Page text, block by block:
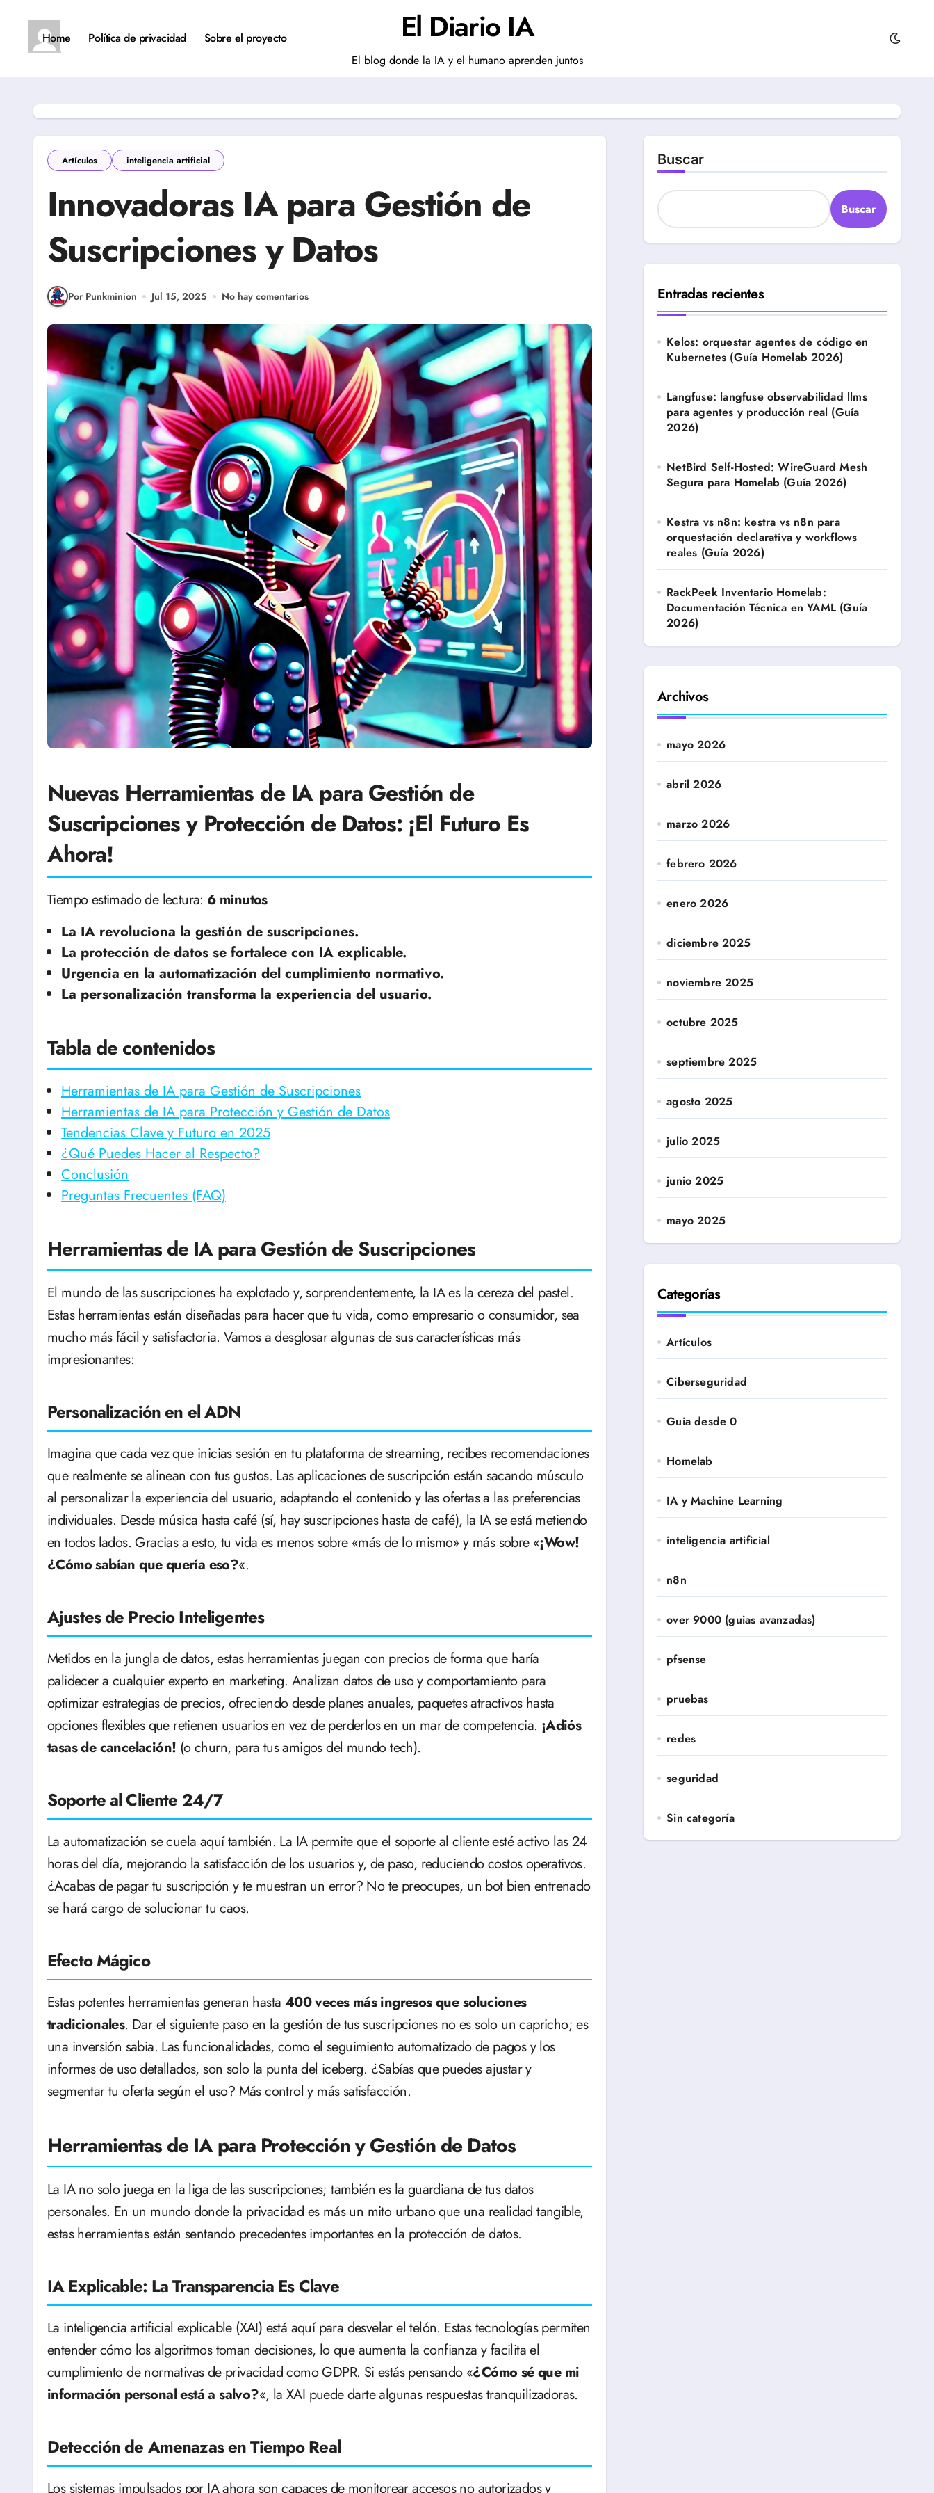
contenidoHome Política de privacidad Sobre el proyecto El Diario IA
El blog donde la IA y el humano aprenden juntos
Artículos inteligencia artificial
Innovadoras IA para Gestión de
Suscripciones y Datos
Por Punkminion Jul 15, 2025 No hay comentarios
Nuevas Herramientas de IA para Gestión de
Suscripciones y Protección de Datos: ¡El Futuro Es
Ahora!
Tiempo estimado de lectura: 6 minutos
La IA revoluciona la gestión de suscripciones.
La protección de datos se fortalece con IA explicable.
Urgencia en la automatización del cumplimiento normativo.
La personalización transforma la experiencia del usuario.
Tabla de contenidos
Herramientas de IA para Gestión de Suscripciones
Herramientas de IA para Protección y Gestión de Datos
Tendencias Clave y Futuro en 2025
¿Qué Puedes Hacer al Respecto?
Conclusión
Preguntas Frecuentes (FAQ)
Herramientas de IA para Gestión de Suscripciones
El mundo de las suscripciones ha explotado y, sorprendentemente, la IA es la cereza del pastel.
Estas herramientas están diseñadas para hacer que tu vida, como empresario o consumidor, sea
mucho más fácil y satisfactoria. Vamos a desglosar algunas de sus características más
impresionantes:
Personalización en el ADN
Imagina que cada vez que inicias sesión en tu plataforma de streaming, recibes recomendaciones
que realmente se alinean con tus gustos. Las aplicaciones de suscripción están sacando músculo
al personalizar la experiencia del usuario, adaptando el contenido y las ofertas a las preferencias
individuales. Desde música hasta café (sí, hay suscripciones hasta de café), la IA se está metiendo
en todos lados. Gracias a esto, tu vida es menos sobre «más de lo mismo» y más sobre «¡Wow!
¿Cómo sabían que quería eso?«.
Ajustes de Precio Inteligentes
Metidos en la jungla de datos, estas herramientas juegan con precios de forma que haría
palidecer a cualquier experto en marketing. Analizan datos de uso y comportamiento para
optimizar estrategias de precios, ofreciendo desde planes anuales, paquetes atractivos hasta
opciones flexibles que retienen usuarios en vez de perderlos en un mar de competencia. ¡Adiós
tasas de cancelación! (o churn, para tus amigos del mundo tech).
Soporte al Cliente 24/7
La automatización se cuela aquí también. La IA permite que el soporte al cliente esté activo las 24
horas del día, mejorando la satisfacción de los usuarios y, de paso, reduciendo costos operativos.
¿Acabas de pagar tu suscripción y te muestran un error? No te preocupes, un bot bien entrenado
se hará cargo de solucionar tu caos.
Efecto Mágico
Estas potentes herramientas generan hasta 400 veces más ingresos que soluciones
tradicionales. Dar el siguiente paso en la gestión de tus suscripciones no es solo un capricho; es
una inversión sabia. Las funcionalidades, como el seguimiento automatizado de pagos y los
informes de uso detallados, son solo la punta del iceberg. ¿Sabías que puedes ajustar y
segmentar tu oferta según el uso? Más control y más satisfacción.
Herramientas de IA para Protección y Gestión de Datos
La IA no solo juega en la liga de las suscripciones; también es la guardiana de tus datos
personales. En un mundo donde la privacidad es más un mito urbano que una realidad tangible,
estas herramientas están sentando precedentes importantes en la protección de datos.
IA Explicable: La Transparencia Es Clave
La inteligencia artificial explicable (XAI) está aquí para desvelar el telón. Estas tecnologías permiten
entender cómo los algoritmos toman decisiones, lo que aumenta la confianza y facilita el
cumplimiento de normativas de privacidad como GDPR. Si estás pensando «¿Cómo sé que mi
información personal está a salvo?«, la XAI puede darte algunas respuestas tranquilizadoras.
Detección de Amenazas en Tiempo Real
Los sistemas impulsados por IA ahora son capaces de monitorear accesos no autorizados y
Buscar
Buscar
Entradas recientes
Kelos: orquestar agentes de código en
Kubernetes (Guía Homelab 2026)
Langfuse: langfuse observabilidad llms
para agentes y producción real (Guía
2026)
NetBird Self-Hosted: WireGuard Mesh
Segura para Homelab (Guía 2026)
Kestra vs n8n: kestra vs n8n para
orquestación declarativa y workflows
reales (Guía 2026)
RackPeek Inventario Homelab:
Documentación Técnica en YAML (Guía
2026)
Archivos
mayo 2026
abril 2026
marzo 2026
febrero 2026
enero 2026
diciembre 2025
noviembre 2025
octubre 2025
septiembre 2025
agosto 2025
julio 2025
junio 2025
mayo 2025
Categorías
Artículos
Ciberseguridad
Guia desde 0
Homelab
IA y Machine Learning
inteligencia artificial
n8n
over 9000 (guias avanzadas)
pfsense
pruebas
redes
seguridad
Sin categoría